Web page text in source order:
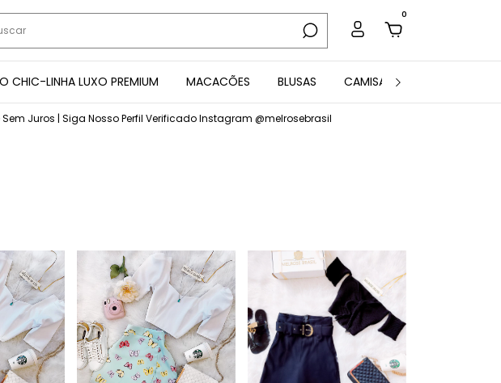
0
CHIC-LINHA LUXO PREMIUM MACACÕES BLUSAS CAMISAS
Juros | Siga Nosso Perfil Verificado Instagram @melrosebrasil